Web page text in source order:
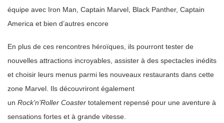
équipe avec Iron Man, Captain Marvel, Black Panther, Captain
America et bien d’autres encore
En plus de ces rencontres héroïques, ils pourront tester de
nouvelles attractions incroyables, assister à des spectacles inédits
et choisir leurs menus parmi les nouveaux restaurants dans cette
zone Marvel. Ils découvriront également
un Rock‘n’Roller Coaster totalement repensé pour une aventure à
sensations fortes et à grande vitesse.